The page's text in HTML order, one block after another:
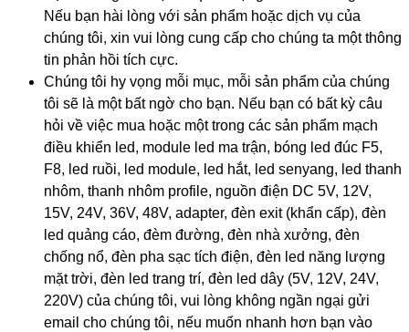
Nếu bạn hài lòng với sản phẩm hoặc dịch vụ của
chúng tôi, xin vui lòng cung cấp cho chúng ta một thông
tin phản hồi tích cực.
Chúng tôi hy vọng mỗi mục, mỗi sản phẩm của chúng
tôi sẽ là một bất ngờ cho bạn. Nếu bạn có bất kỳ câu
hỏi về việc mua hoặc một trong các sản phẩm mạch
điều khiển led, module led ma trận, bóng led đúc F5,
F8, led ruồi, led module, led hắt, led senyang, led thanh
nhôm, thanh nhôm profile, nguồn điện DC 5V, 12V,
15V, 24V, 36V, 48V, adapter, đèn exit (khẩn cấp), đèn
led quảng cáo, đèm đường, đèn nhà xưởng, đèn
chống nổ, đèn pha sạc tích điện, đèn led năng lượng
mặt trời, đèn led trang trí, đèn led dây (5V, 12V, 24V,
220V) của chúng tôi, vui lòng không ngần ngại gửi
email cho chúng tôi, nếu muốn nhanh hơn bạn vào